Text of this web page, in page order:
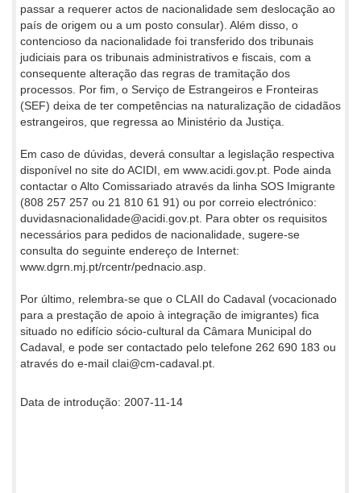
passar a requerer actos de nacionalidade sem deslocação ao
país de origem ou a um posto consular). Além disso, o
contencioso da nacionalidade foi transferido dos tribunais
judiciais para os tribunais administrativos e fiscais, com a
consequente alteração das regras de tramitação dos
processos. Por fim, o Serviço de Estrangeiros e Fronteiras
(SEF) deixa de ter competências na naturalização de cidadãos
estrangeiros, que regressa ao Ministério da Justiça.
Em caso de dúvidas, deverá consultar a legislação respectiva
disponível no site do ACIDI, em www.acidi.gov.pt. Pode ainda
contactar o Alto Comissariado através da linha SOS Imigrante
(808 257 257 ou 21 810 61 91) ou por correio electrónico:
duvidasnacionalidade@acidi.gov.pt. Para obter os requisitos
necessários para pedidos de nacionalidade, sugere-se
consulta do seguinte endereço de Internet:
www.dgrn.mj.pt/rcentr/pednacio.asp.
Por último, relembra-se que o CLAII do Cadaval (vocacionado
para a prestação de apoio à integração de imigrantes) fica
situado no edifício sócio-cultural da Câmara Municipal do
Cadaval, e pode ser contactado pelo telefone 262 690 183 ou
através do e-mail clai@cm-cadaval.pt.
Data de introdução: 2007-11-14